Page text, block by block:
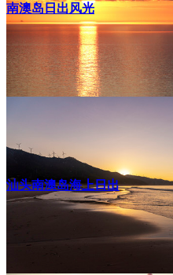
南澳岛日出风光
汕头南澳岛海上日出